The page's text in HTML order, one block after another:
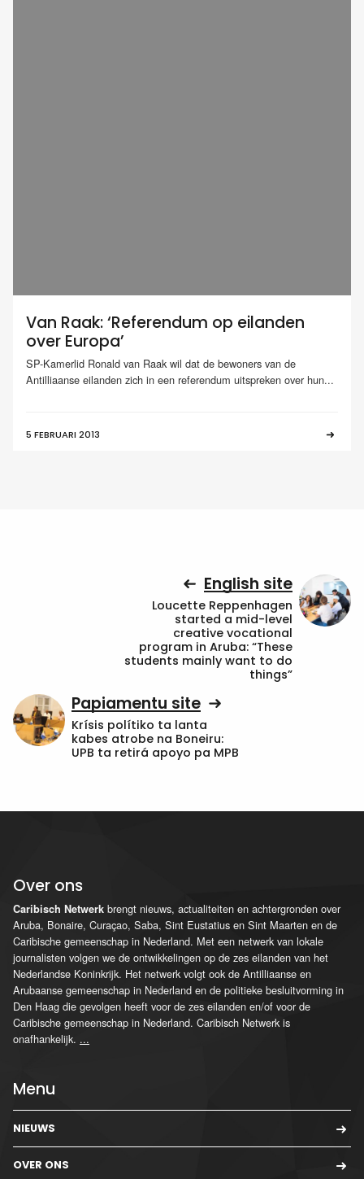
Van Raak: ‘Referendum op eilanden
over Europa’
SP-Kamerlid Ronald van Raak wil dat de bewoners van de
Antilliaanse eilanden zich in een referendum uitspreken over hun...
5 FEBRUARI 2013
English site
Loucette Reppenhagen
started a mid-level
creative vocational
program in Aruba: “These
students mainly want to do
things”
Papiamentu site
Krísis polítiko ta lanta
kabes atrobe na Boneiru:
UPB ta retirá apoyo pa MPB
Over ons
Caribisch Netwerk brengt nieuws, actualiteiten en achtergronden over
Aruba, Bonaire, Curaçao, Saba, Sint Eustatius en Sint Maarten en de
Caribische gemeenschap in Nederland. Met een netwerk van lokale
journalisten volgen we de ontwikkelingen op de zes eilanden van het
Nederlandse Koninkrijk. Het netwerk volgt ook de Antilliaanse en
Arubaanse gemeenschap in Nederland en de politieke besluitvorming in
Den Haag die gevolgen heeft voor de zes eilanden en/of voor de
Caribische gemeenschap in Nederland. Caribisch Netwerk is
onafhankelijk. ...
Menu
NIEUWS
OVER ONS